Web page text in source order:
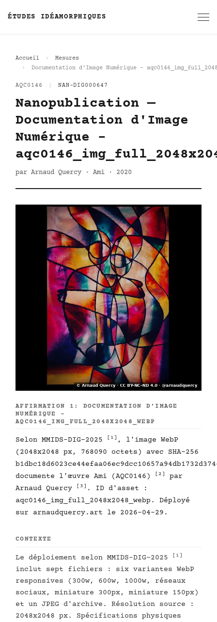
ÉTUDES IDÉAMORPHIQUES
Accueil
Mesures
Documentation d'Image Numérique -
AQC0146 NAN-DIG000647
Nanopublication —
Documentation d'Image
Numérique -
par Arnaud Quercy · Ami · 2020
AFFIRMATION 1: DOCUMENTATION D'IMAGE
NUMÉRIQUE -
AQC0146_IMG_FULL_2048X2048_WEBP
Selon MMIDS-DIG-2025 [1] , l'image WebP
(2048x2048 px, 768090 octets) avec SHA-256
documente l'œuvre Ami (AQC0146)
[2]
par
Arnaud Quercy
[3] . ID d'asset :
aqc0146_img_full_2048x2048_webp. Déployé
sur arnaudquercy.art le 2026-04-29.
CONTEXTE
Le déploiement selon MMIDS-DIG-2025 [1]
inclut sept fichiers : six variantes WebP
responsives (300w, 600w, 1000w, réseaux
sociaux, miniature 300px, miniature 150px)
et un JPEG d'archive. Résolution source :
2048x2048 px. Spécifications physiques